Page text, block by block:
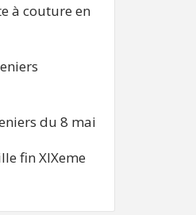
à couture en
du 8 mai
fin XIXeme